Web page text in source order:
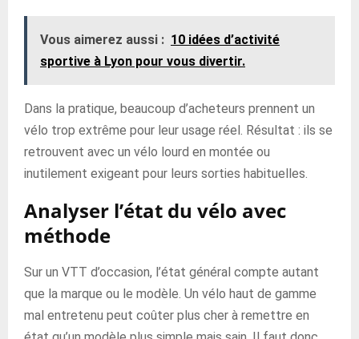
Vous aimerez aussi : 10 idées d’activité
sportive à Lyon pour vous divertir.
Dans la pratique, beaucoup d’acheteurs prennent un
vélo trop extrême pour leur usage réel. Résultat : ils se
retrouvent avec un vélo lourd en montée ou
inutilement exigeant pour leurs sorties habituelles.
Analyser l’état du vélo avec
méthode
Sur un VTT d’occasion, l’état général compte autant
que la marque ou le modèle. Un vélo haut de gamme
mal entretenu peut coûter plus cher à remettre en